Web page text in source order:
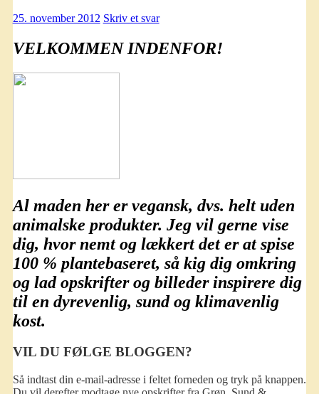
25. november 2012 Skriv et svar
VELKOMMEN INDENFOR!
Al maden her ervegansk, dvs. helt uden
animalske produkter. Jeg vil gerne vise
dig, hvor nemt og lækkert det er at spise
100 % plantebaseret, så kig dig omkring
og lad opskrifter og billeder inspirere dig
til en dyrevenlig, sund og klimavenlig
kost.
VIL DU FØLGE BLOGGEN?
Så indtast din e-mail-adresse i feltet forneden og tryk på knappen.